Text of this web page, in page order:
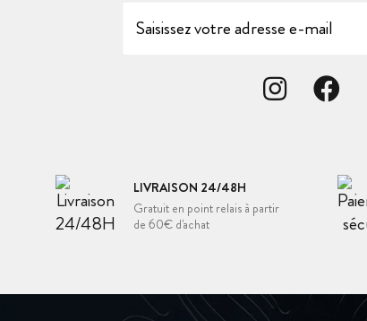
LIVRAISON 24/48H
Gratuit en point relais à partir
de 60€ d'achat